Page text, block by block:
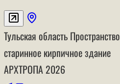
Тульская область Пространство
старинное кирпичное здание
АРХТРОПА 2026